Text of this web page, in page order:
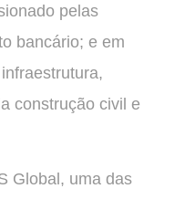
pelas
bancário; e em
construção civil e
Global, uma das